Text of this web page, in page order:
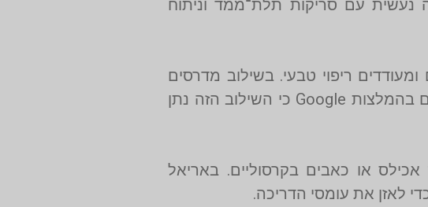
נעשית עם סריקות תלת־ממד וניתוח
ריפוי טבעי. בשילוב מדרסים
בהתאמה אישית מ־אריאל קומפורט, הכאב נעלם מהשורש ולא רק בסימפטום. לקוחות מציינים בהמלצות Google כי השילוב הזה נתן
או כאבים בקרסוליים. באריאל